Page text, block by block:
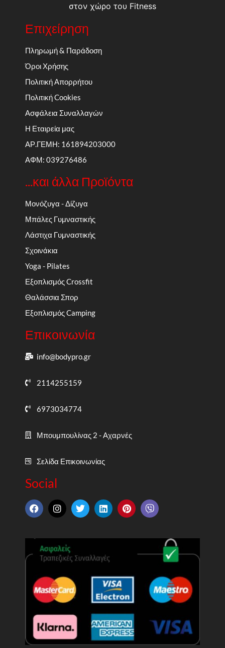
στον χώρο του Fitness
Επιχείρηση
Πληρωμή & Παράδοση
Όροι Χρήσης
Πολιτική Απορρήτου
Πολιτική Cookies
Ασφάλεια Συναλλαγών
Η Εταιρεία μας
ΑΡ.ΓΕΜΗ: 161894203000
ΑΦΜ: 039276486
...και άλλα Προϊόντα
Μονόζυγα - Δίζυγα
Μπάλες Γυμναστικής
Λάστιχα Γυμναστικής
Σχοινάκια
Yoga - Pilates
Εξοπλισμός Crossfit
Θαλάσσια Σπορ
Εξοπλισμός Camping
Επικοινωνία
info@bodypro.gr
2114255159
6973034774
Μπουμπουλίνας 2 - Αχαρνές
Σελίδα Επικοινωνίας
Social